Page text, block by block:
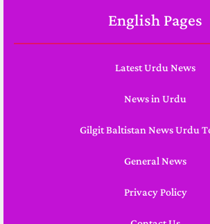
English Pages
Latest Urdu News
News in Urdu
Gilgit Baltistan News Urdu
General News
Privacy Policy